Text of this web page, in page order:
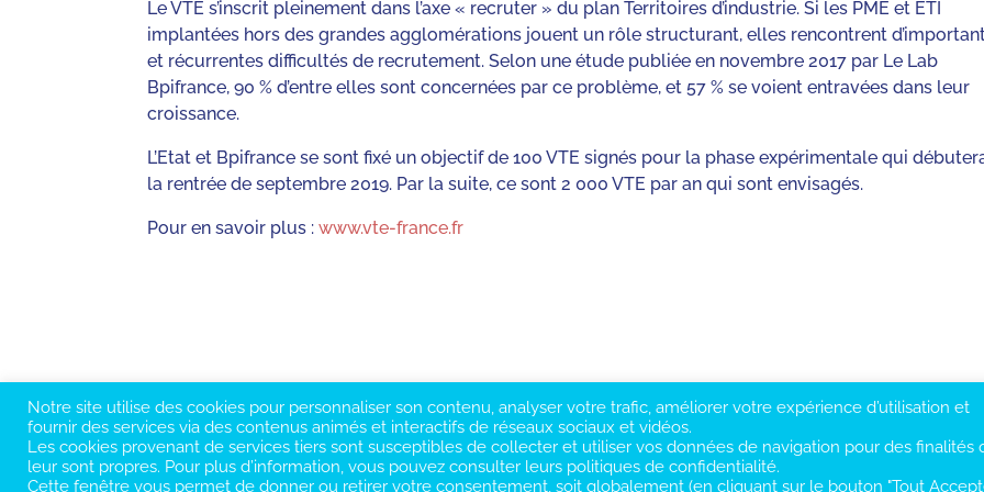
Le VTE s’inscrit pleinement dans l’axe « recruter » du plan Territoires d’industrie. Si les PME et ETI
implantées hors des grandes agglomérations jouent un rôle structurant, elles rencontrent
et récurrentes difficultés de recrutement. Selon une étude publiée en novembre 2017 par Le Lab
Bpifrance, 90 % d’entre elles sont concernées par ce problème, et 57 % se voient entravées dans leur
croissance.
L’Etat et Bpifrance se sont fixé un objectif de 100 VTE signés pour la phase expérimentale qui
la rentrée de septembre 2019. Par la suite, ce sont 2 000 VTE par an qui sont envisagés.
Pour en savoir plus :www.vte-france.fr
Notre site utilise des cookies pour personnaliser son contenu, analyser votre trafic, améliorer votre expérience d’utilisation et
fournir des services via des contenus animés et interactifs de réseaux sociaux et vidéos.
Les cookies provenant de services tiers sont susceptibles de collecter et utiliser vos données de navigation pour des finalités
leur sont propres. Pour plus d’information, vous pouvez consulter leurs politiques de confidentialité.
Cette fenêtre vous permet de donner ou retirer votre consentement, soit globalement (en cliquant sur le bouton "Tout